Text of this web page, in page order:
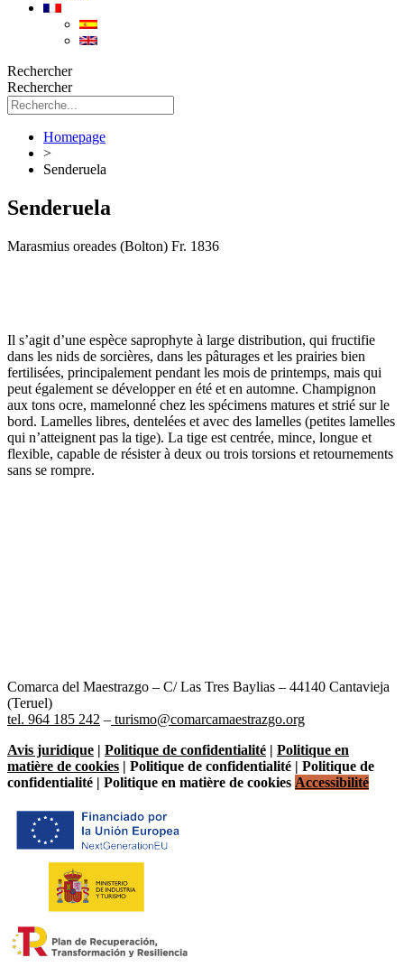
Rechercher
Rechercher
Homepage
>
Senderuela
Senderuela
Marasmius oreades (Bolton) Fr. 1836
Il s’agit d’une espèce saprophyte à large distribution, qui fructifie
dans les nids de sorcières, dans les pâturages et les prairies bien
fertilisées, principalement pendant les mois de printemps, mais qui
peut également se développer en été et en automne. Champignon
aux tons ocre, mamelonné chez les spécimens matures et strié sur le
bord. Lamelles libres, dentelées et avec des lamelles (petites lamelles
qui n’atteignent pas la tige). La tige est centrée, mince, longue et
flexible, capable de résister à deux ou trois torsions et retournements
sans se rompre.
Comarca del Maestrazgo – C/ Las Tres Baylias – 44140 Cantavieja
(Teruel)
tel. 964 185 242 – turismo@comarcamaestrazgo.org
Avis juridique | Politique de confidentialité | Politique en
matière de cookies | Politique de confidentialité | Politique de
confidentialité | Politique en matière de cookies Accessibilité